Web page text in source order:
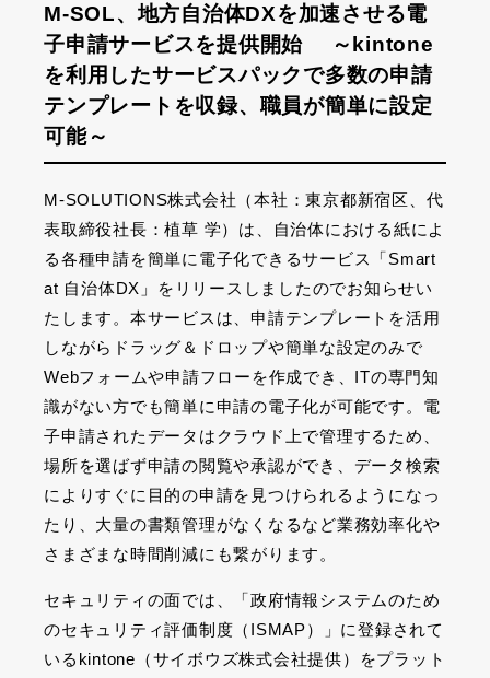
M-SOL、地方自治体DXを加速させる電
子申請サービスを提供開始 ～kintone
を利用したサービスパックで多数の申請
テンプレートを収録、職員が簡単に設定
可能～
M-SOLUTIONS株式会社（本社：東京都新宿区、代
表取締役社長：植草 学）は、自治体における紙によ
る各種申請を簡単に電子化できるサービス「Smart
at 自治体DX」をリリースしましたのでお知らせい
たします。本サービスは、申請テンプレートを活用
しながらドラッグ＆ドロップや簡単な設定のみで
Webフォームや申請フローを作成でき、ITの専門知
識がない方でも簡単に申請の電子化が可能です。電
子申請されたデータはクラウド上で管理するため、
場所を選ばず申請の閲覧や承認ができ、データ検索
によりすぐに目的の申請を見つけられるようになっ
たり、大量の書類管理がなくなるなど業務効率化や
さまざまな時間削減にも繋がります。
セキュリティの面では、「政府情報システムのため
のセキュリティ評価制度（ISMAP）」に登録されて
いるkintone（サイボウズ株式会社提供）をプラット